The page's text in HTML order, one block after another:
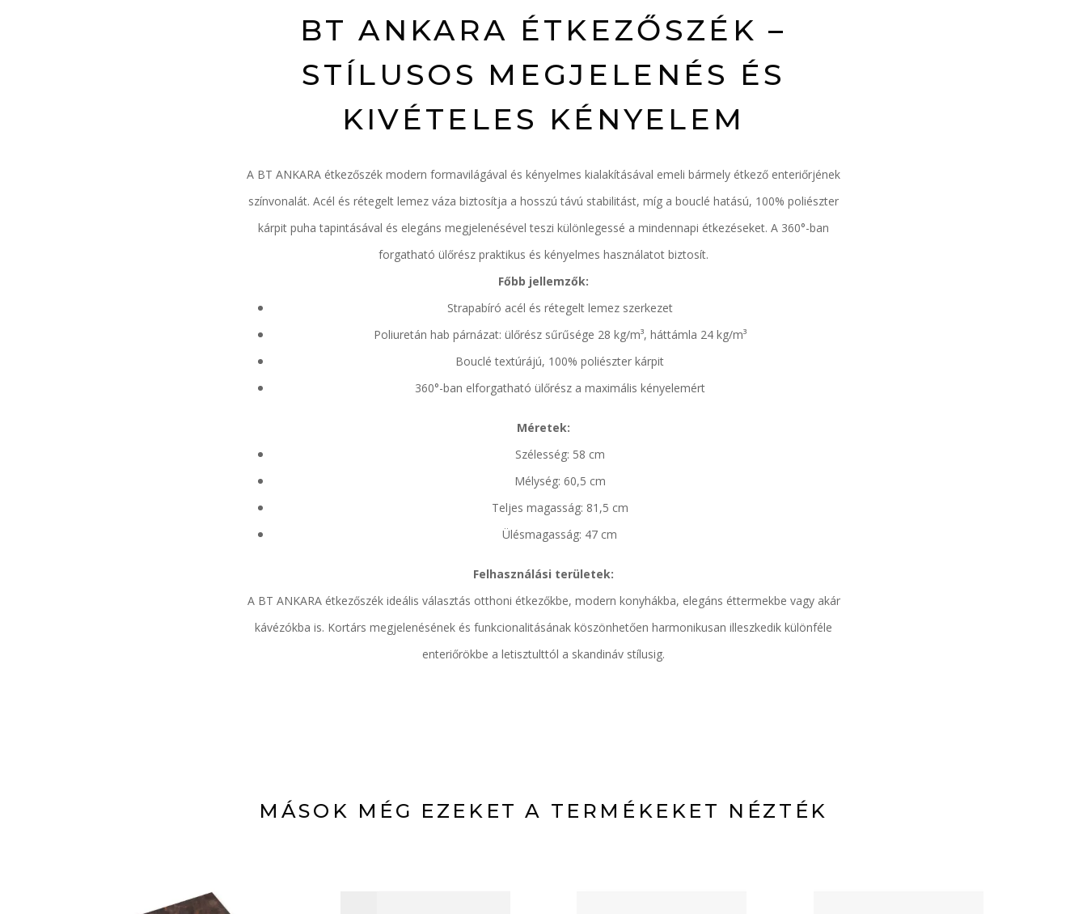
BT ANKARA ÉTKEZŐSZÉK –
STÍLUSOS MEGJELENÉS ÉS
KIVÉTELES KÉNYELEM
A BT ANKARA étkezőszék modern formavilágával és kényelmes kialakításával emeli bármely étkező enteriőrjének
színvonalát. Acél és rétegelt lemez váza biztosítja a hosszú távú stabilitást, míg a bouclé hatású, 100% poliészter
kárpit puha tapintásával és elegáns megjelenésével teszi különlegessé a mindennapi étkezéseket. A 360°-ban
forgatható ülőrész praktikus és kényelmes használatot biztosít.
Főbb jellemzők:
Strapabíró acél és rétegelt lemez szerkezet
Poliuretán hab párnázat: ülőrész sűrűsége 28 kg/m³, háttámla 24 kg/m³
Bouclé textúrájú, 100% poliészter kárpit
360°-ban elforgatható ülőrész a maximális kényelemért
Méretek:
Szélesség: 58 cm
Mélység: 60,5 cm
Teljes magasság: 81,5 cm
Ülésmagasság: 47 cm
Felhasználási területek:
A BT ANKARA étkezőszék ideális választás otthoni étkezőkbe, modern konyhákba, elegáns éttermekbe vagy akár
kávézókba is. Kortárs megjelenésének és funkcionalitásának köszönhetően harmonikusan illeszkedik különféle
enteriőrökbe a letisztulttól a skandináv stílusig.
MÁSOK MÉG EZEKET A TERMÉKEKET NÉZTÉK